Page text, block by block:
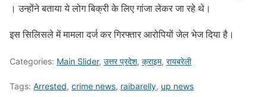
। उन्होंने बताया ये लोग बिक्री के लिए गांजा लेकर जा रहे थे।
इस सिलिसले में मामला दर्ज कर गिरफ्तार आरोपियों जेल भेज दिया है।
Categories: Main Slider, उत्तर प्रदेश, क्राइम, रायबरेली
Tags: Arrested, crime news, raibarelly, up news